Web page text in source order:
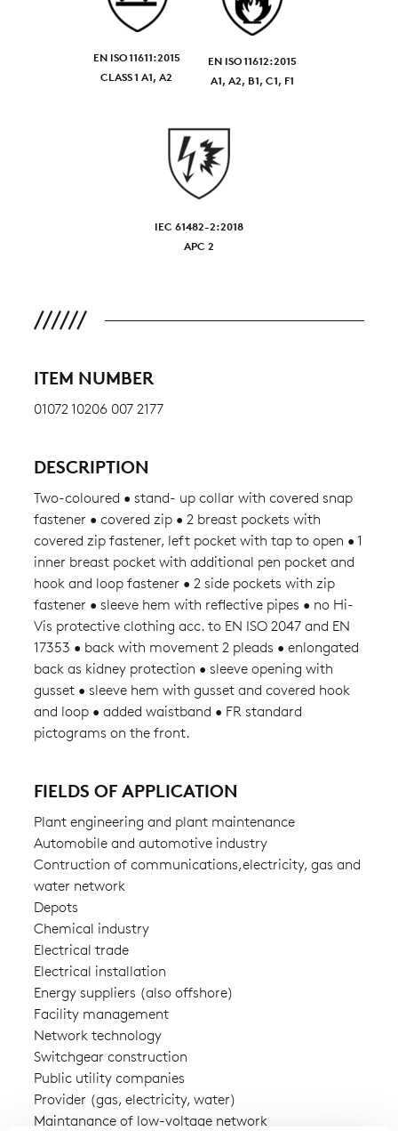
EN ISO 11611:2015
CLASS 1 A1, A2
EN ISO 11612:2015
A1, A2, B1, C1, F1
IEC 61482-2:2018
APC 2
ITEM NUMBER
01072 10206 007 2177
DESCRIPTION
Two-coloured • stand- up collar with covered snap
fastener • covered zip • 2 breast pockets with
covered zip fastener, left pocket with tap to open • 1
inner breast pocket with additional pen pocket and
hook and loop fastener • 2 side pockets with zip
fastener • sleeve hem with reflective pipes • no Hi-
Vis protective clothing acc. to EN ISO 2047 and EN
17353 • back with movement 2 pleads • enlongated
back as kidney protection • sleeve opening with
gusset • sleeve hem with gusset and covered hook
and loop • added waistband • FR standard
pictograms on the front.
FIELDS OF APPLICATION
Plant engineering and plant maintenance
Automobile and automotive industry
Contruction of communications,electricity, gas and
water network
Depots
Chemical industry
Electrical trade
Electrical installation
Energy suppliers (also offshore)
Facility management
Network technology
Switchgear construction
Public utility companies
Provider (gas, electricity, water)
Maintanance of low-voltage network